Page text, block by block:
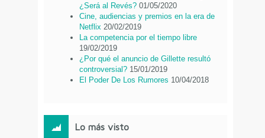
¿Será al Revés? 01/05/2020
Cine, audiencias y premios en la era de
Netflix 20/02/2019
La competencia por el tiempo libre
19/02/2019
¿Por qué el anuncio de Gillette resultó
controversial? 15/01/2019
El Poder De Los Rumores 10/04/2018
Lo más visto